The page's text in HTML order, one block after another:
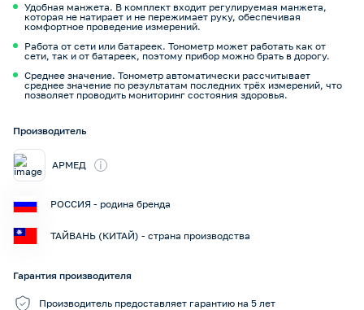
Удобная манжета. В комплект входит регулируемая манжета,
которая не натирает и не пережимает руку, обеспечивая
комфортное проведение измерений.
Работа от сети или батареек. Тонометр может работать как от
сети, так и от батареек, поэтому прибор можно брать в дорогу.
Среднее значение. Тонометр автоматически рассчитывает
среднее значение по результатам последних трёх измерений, что
позволяет проводить мониторинг состояния здоровья.
Производитель
АРМЕД i
РОССИЯ - родина бренда
ТАЙВАНЬ (КИТАЙ) - страна производства
Гарантия производителя
Производитель предоставляет гарантию на 5 лет